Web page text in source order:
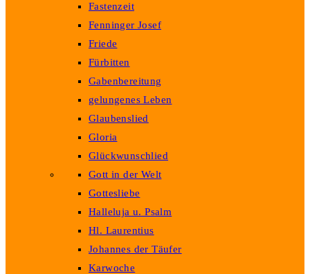
Fastenzeit
Fenninger Josef
Friede
Fürbitten
Gabenbereitung
gelungenes Leben
Glaubenslied
Gloria
Glückwunschlied
Gott in der Welt
Gottesliebe
Halleluja u. Psalm
Hl. Laurentius
Johannes der Täufer
Karwoche